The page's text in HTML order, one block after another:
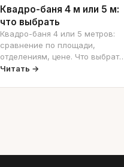
Квадро-баня 4 м или 5 м:
что выбрать
Квадро-баня 4 или 5 метров:
сравнение по площади,
отделениям, цене. Что выбрать
под ваши задачи.
Читать →